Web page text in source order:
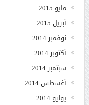
مايو 2015
أبريل 2015
نوفمبر 2014
أكتوبر 2014
سبتمبر 2014
أغسطس 2014
يوليو 2014